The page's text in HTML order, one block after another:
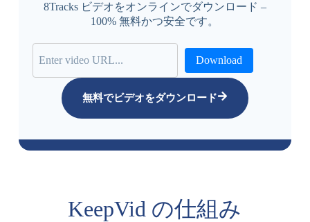
8Tracks ビデオをオンラインでダウンロード –
100% 無料かつ安全です。
Download
無料でビデオをダウンロード
KeepVid の仕組み